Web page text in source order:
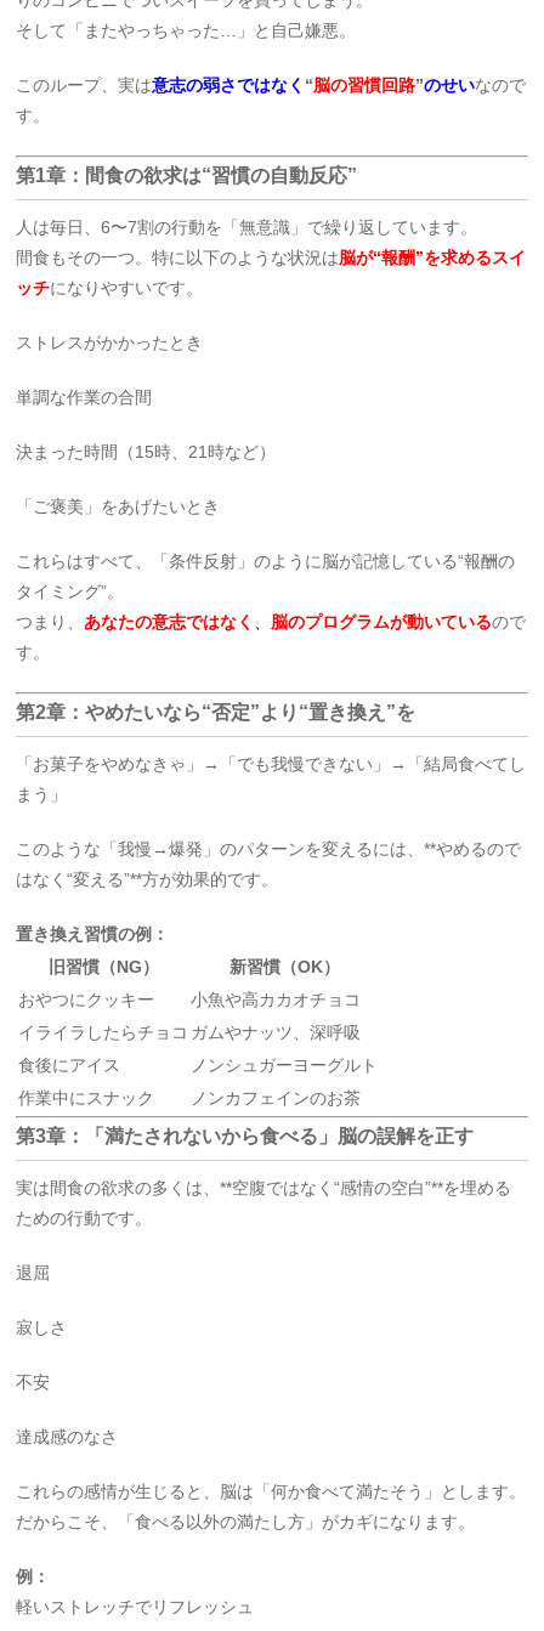
そして「またやっちゃった…」と自己嫌悪。
このループ、実は意志の弱さではなく “脳の習慣回路”のせいなので
す。
第1章：間食の欲求は“習慣の自動反応”
人は毎日、6〜7割の行動を「無意識」で繰り返しています。
間食もその一つ。特に以下のような状況は脳が“報酬”を求めるスイ
ッチになりやすいです。
ストレスがかかったとき
単調な作業の合間
決まった時間（15時、21時など）
「ご褒美」をあげたいとき
これらはすべて、「条件反射」のように脳が記憶している“報酬の
タイミング”。
つまり、 あなたの意志ではなく 脳のプログラムが動いているので
す。
第2章：やめたいなら“否定”より“置き換え”を
「お菓子をやめなきゃ」→「でも我慢できない」→「結局食べてし
まう」
このような「我慢→爆発」のパターンを変えるには、**やめるので
はなく“変える”**方が効果的です。
置き換え習慣の例：
旧習慣（NG）
新習慣（OK）
おやつにクッキー
小魚や高カカオチョコ
イライラしたらチョコ ガムやナッツ、深呼吸
食後にアイス
ノンシュガーヨーグルト
作業中にスナック
ノンカフェインのお茶
第3章：「満たされないから食べる」脳の誤解を正す
実は間食の欲求の多くは、**空腹ではなく“感情の空白”**を埋める
ための行動です。
退屈
寂しさ
不安
達成感のなさ
これらの感情が生じると、脳は「何か食べて満たそう」とします。
だからこそ、「食べる以外の満たし方」がカギになります。
例：
軽いストレッチでリフレッシュ